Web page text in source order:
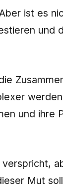
ist es
und
Mut